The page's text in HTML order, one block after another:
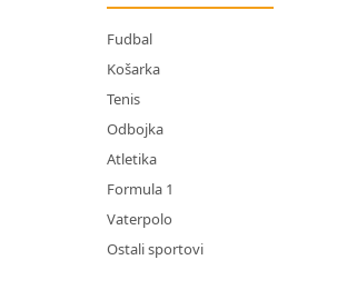
Fudbal
Košarka
Tenis
Odbojka
Atletika
Formula 1
Vaterpolo
Ostali sportovi